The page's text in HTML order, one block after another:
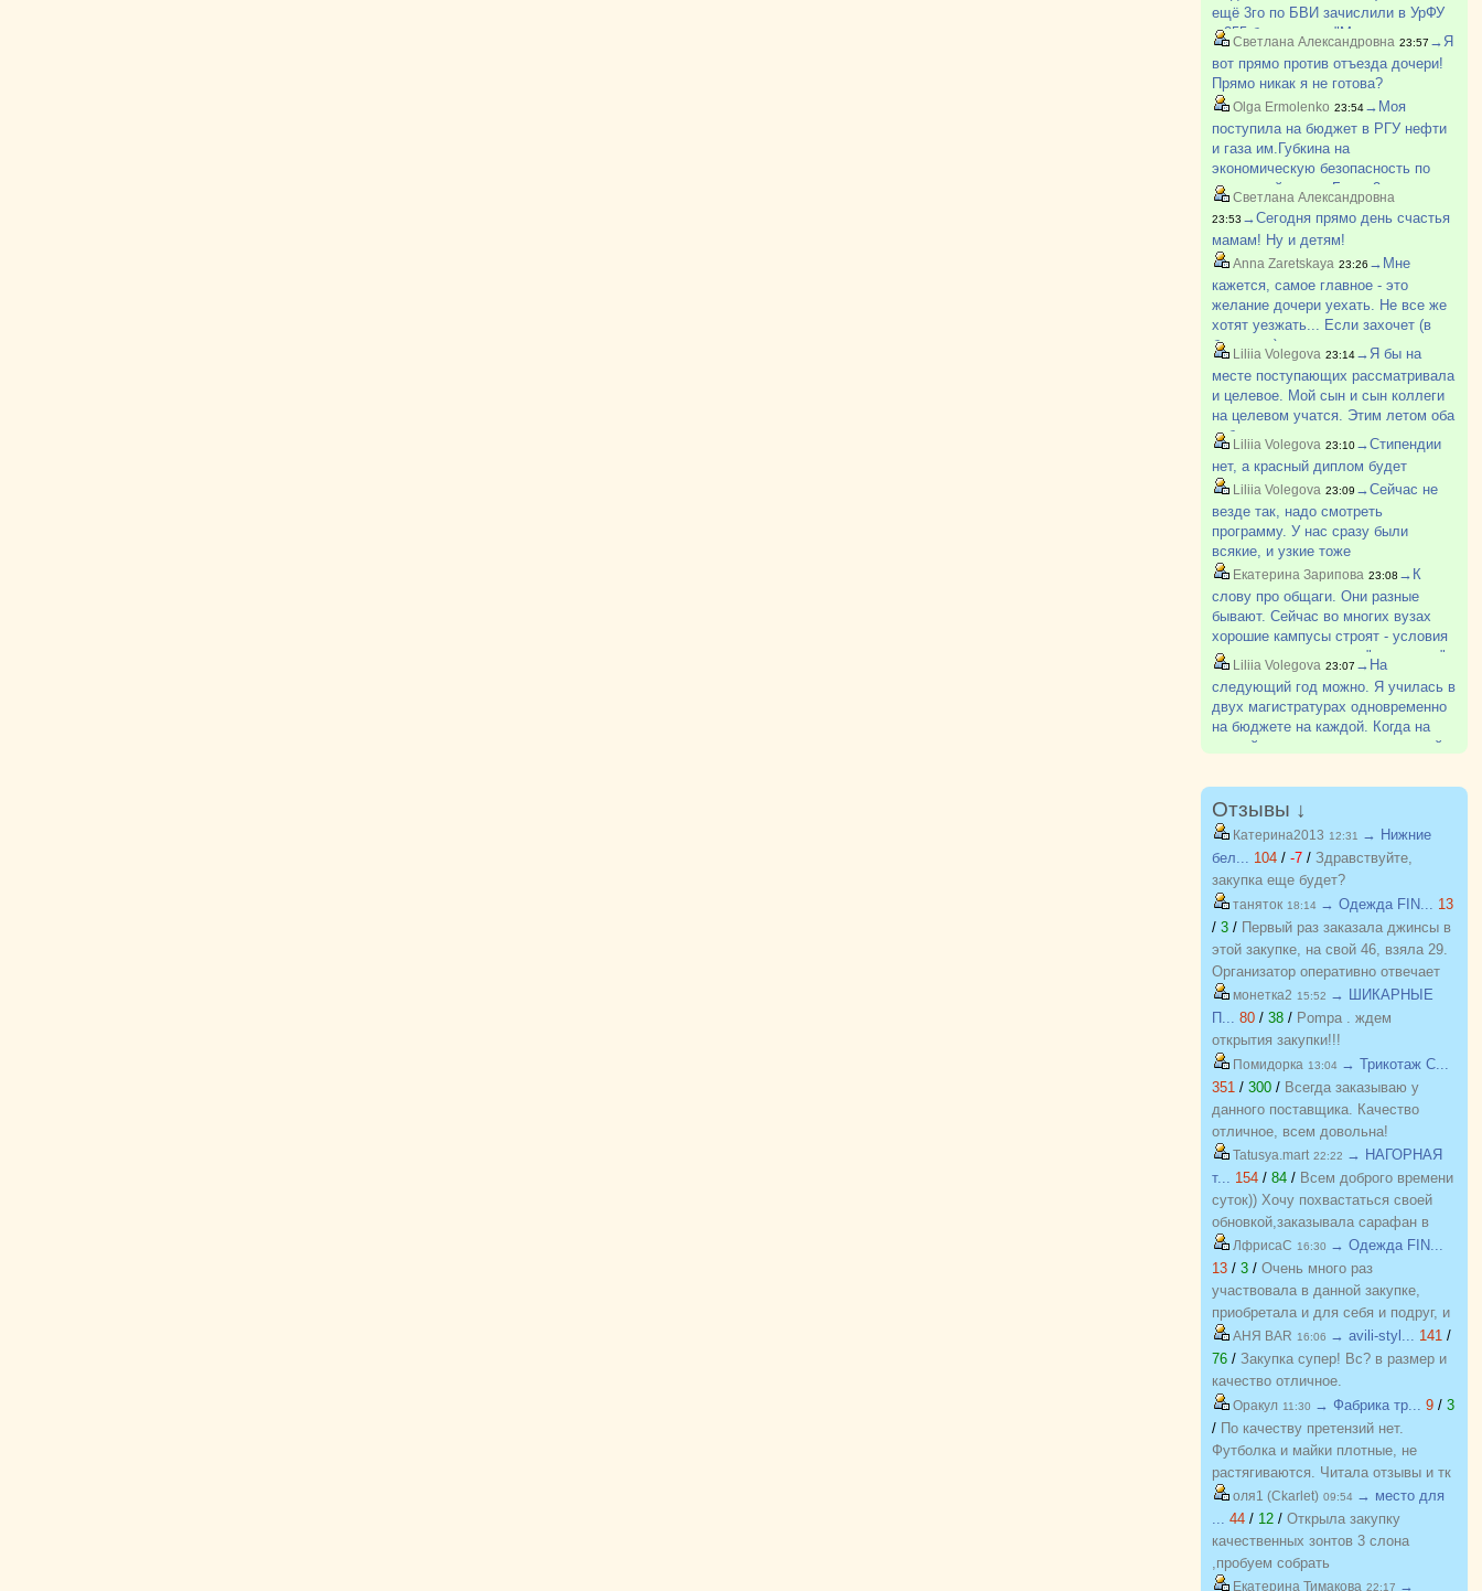
ещё 3го по БВИ зачислили в УрФУ
с 255 баллами на "Механика и
моделирование". Мы очень рады за
всех детей, кто поступил :)
Светлана Александровна 23:57 →Я
вот прямо против отъезда дочери!
Прямо никак я не готова?
Olga Ermolenko 23:54→Моя
поступила на бюджет в РГУ нефти
и газа им.Губкина на
экономическую безопасность по
отдельной квоте. Было 2
бюджетных места. Ее второе.
Первое место досталось БВИ. У
нее с медалью 280 баллов.
Светлана Александровна
23:53 →Сегодня прямо день счастья
мамам! Ну и детям!
Anna Zaretskaya 23:26 →Мне
кажется, самое главное - это
желание дочери уехать. Не все же
хотят уезжать... Если захочет (в
будущем) уехать - то все
преодолеет, и общагу, и соседок,
еще и будет рада, что живет в
общежитии (да, да, моей в прошло?
Liliia Volegova 23:14→Я бы на
месте поступающих рассматривала
и целевое. Мой сын и сын коллеги
на целевом учатся. Этим летом оба
побывали на практике на своих
предприятиях. И обоим
понравилось. Не самый плохой
вариант, если надо определенну?
Liliia Volegova 23:10→Стипендии
нет, а красный диплом будет
Liliia Volegova 23:09 →Сейчас не
везде так, надо смотреть
программу. У нас сразу были
всякие, и узкие тоже
Екатерина Зарипова 23:08 →К
слову про общаги. Они разные
бывают. Сейчас во многих вузах
хорошие кампусы строят - условия
очень даже классные. "коридорок"
уже не так много. Ну и съем
квартиры по цене совсем не
сопоставим с ценой за общагу,
особен?
Liliia Volegova 23:07 →На
следующий год можно. Я училась в
двух магистратурах одновременно
на бюджете на каждой. Когда на
первой выпустилась, то на второй
контракт. И с бакалавриатом так
делают. Одновременно в одном ?
Отзывы ↓
Катерина2013 12:31
→ Нижние
бел... 104 / -7 / Здравствуйте,
закупка еще будет?
таняток 18:14 → Одежда FIN... 13
/ 3 / Первый раз заказала джинсы в
этой закупке, на свой 46, взяла 29.
Организатор оперативно отвечает
на вопросы. Спасибо!!!
монетка2 15:52 → ШИКАРНЫЕ
П... 80 / 38 / Pompa . ждем
открытия закупки!!!
Помидорка 13:04 → Трикотаж C...
351 / 300 / Всегда заказываю у
данного поставщика. Качество
отличное, всем довольна!
Tatusya.mart 22:22 → НАГОРНАЯ
т... 154 / 84 / Всем доброго времени
суток)) Хочу похвастаться своей
обновкой,заказывала сарафан в
закупке (Нагорная трикотаж) и
осталась в полном восторге от
качества)) Соответствие
размерности и качество Выше
всяких похвал))
ЛфрисаС 16:30 → Одежда FIN...
13 / 3 / Очень много раз
участвовала в данной закупке,
приобретала и для себя и подруг, и
джинсы, и джемпера, и платья, и
блузки, вещи качественные,
соответствуют размеру и
описанию, организатор умничка
всегда оперативно отвечает, с
удовольствием буду участвовать
еще!
АНЯ BAR 16:06 → avili-styl... 141 /
76 / Закупка супер! Вс? в размер и
качество отличное.
Оракул 11:30 → Фабрика тр... 9 / 3
/ По качеству претензий нет.
Футболка и майки плотные, не
растягиваются. Читала отзывы и тк
люблю не в облипку вещи, на свой
46р-р заказала все вещи 48, все
равно получилось в облипку, и на
мой взгляд на рост 165-168
женский, у меня 173 мне
оля1 (Ckarlet) 09:54 → место для
... 44 / 12 / Открыла закупку
качественных зонтов 3 слона
,пробуем собрать
https://zakupki.deti74.ru/index.php?
Екатерина Тимакова 22:17 →